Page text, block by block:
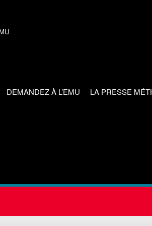
DEMANDEZ À L’EMU LA PRESSE